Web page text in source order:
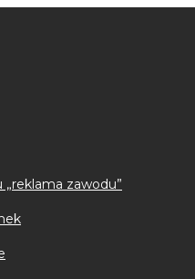
„reklama zawodu”